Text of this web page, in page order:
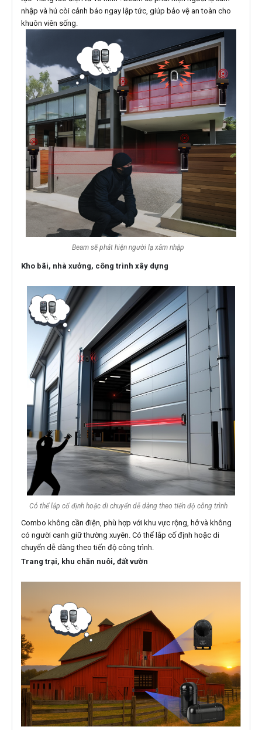
nhập và hú còi cảnh báo ngay lập tức, giúp bảo vệ an toàn cho
khuôn viên sống.
Beam sẽ phát hiện người lạ xâm nhập
Kho bãi, nhà xưởng, công trình xây dựng
Có thể lắp cố định hoặc di chuyển dễ dàng theo tiến độ công trình
Combo không cần điện, phù hợp với khu vực rộng, hở và không
có người canh giữ thường xuyên. Có thể lắp cố định hoặc di
chuyển dễ dàng theo tiến độ công trình.
Trang trại, khu chăn nuôi, đất vườn